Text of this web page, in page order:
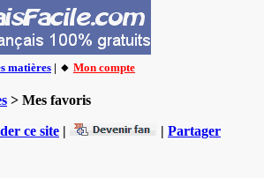
matières | 🔸 Mon compte
> Mes favoris
ce site | | Partager